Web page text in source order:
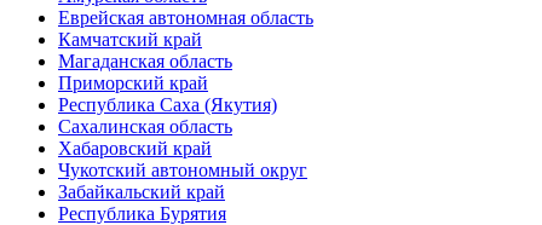
Еврейская автономная область
Камчатский край
Магаданская область
Приморский край
Республика Саха (Якутия)
Сахалинская область
Хабаровский край
Чукотский автономный округ
Забайкальский край
Республика Бурятия